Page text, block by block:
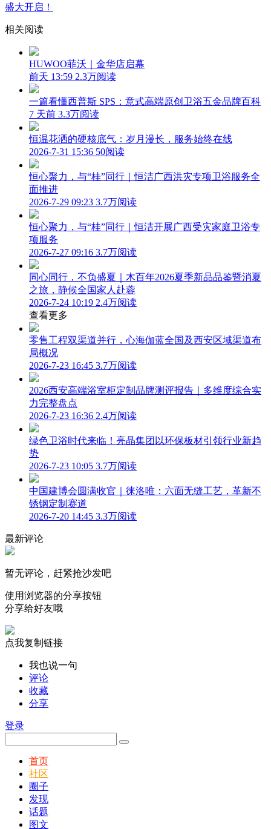
盛大开启！
相关阅读
HUWOO菲沃｜金华店启幕
前天 13:59 2.3万阅读
一篇看懂西普斯 SPS：意式高端原创卫浴五金品牌百科
7 天前 3.3万阅读
恒温花洒的硬核底气：岁月漫长，服务始终在线
2026-7-31 15:36 50阅读
恒心聚力，与“桂”同行｜恒洁广西洪灾专项卫浴服务全
面推进
2026-7-29 09:23 3.7万阅读
恒心聚力，与“桂”同行｜恒洁开展广西受灾家庭卫浴专
项服务
2026-7-27 09:16 3.7万阅读
同心同行，不负盛夏｜木百年2026夏季新品品鉴暨消夏
之旅，静候全国家人赴蓉
2026-7-24 10:19 2.4万阅读
查看更多
零售工程双渠道并行，心海伽蓝全国及西安区域渠道布
局概况
2026-7-23 16:45 3.7万阅读
2026西安高端浴室柜定制品牌测评报告｜多维度综合实
力完整盘点
2026-7-23 16:36 2.4万阅读
绿色卫浴时代来临！亮晶集团以环保板材引领行业新趋
势
2026-7-23 10:05 3.7万阅读
中国建博会圆满收官｜徕洛唯：六面无缝工艺，革新不
锈钢定制赛道
2026-7-20 14:45 3.3万阅读
最新评论
暂无评论，赶紧抢沙发吧
使用浏览器的分享按钮
分享给好友哦
点我复制链接
我也说一句
评论
收藏
分享
登录
首页
社区
圈子
发现
话题
图文